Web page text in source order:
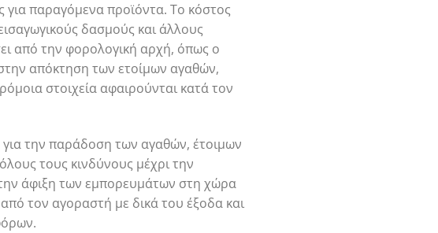
για παραγόμενα προϊόντα. Το κόστος
δασμούς και άλλους
από την φορολογική αρχή, όπως ο
απόκτηση των ετοίμων αγαθών,
στοιχεία αφαιρούνται κατά τον
την παράδοση των αγαθών, έτοιμων
τους κινδύνους μέχρι την
άφιξη των εμπορευμάτων στη χώρα
τον αγοραστή με δικά του έξοδα και